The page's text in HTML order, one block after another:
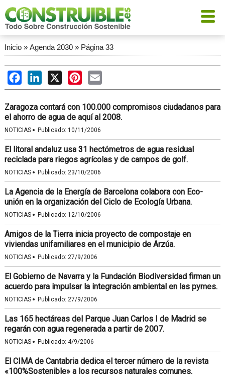
Inicio» Agenda 2030» Página 33
FacebookLinkedIn
X PinterestEmail
Zaragoza contará con 100.000 compromisos ciudadanos para
el ahorro de agua de aquí al 2008.
NOTICIAS · Publicado: 10/11/2006
El litoral andaluz usa 31 hectómetros de agua residual
reciclada para riegos agrícolas y de campos de golf.
NOTICIAS · Publicado: 23/10/2006
La Agencia de la Energía de Barcelona colabora con Eco-
unión en la organización del Ciclo de Ecología Urbana.
NOTICIAS · Publicado: 12/10/2006
Amigos de la Tierra inicia proyecto de compostaje en
viviendas unifamiliares en el municipio de Arzúa.
NOTICIAS · Publicado: 27/9/2006
El Gobierno de Navarra y la Fundación Biodiversidad firman un
acuerdo para impulsar la integración ambiental en las pymes.
NOTICIAS · Publicado: 27/9/2006
Las 165 hectáreas del Parque Juan Carlos I de Madrid se
regarán con agua regenerada a partir de 2007.
NOTICIAS · Publicado: 4/9/2006
El CIMA de Cantabria dedica el tercer número de la revista
«100%Sostenible» a los recursos naturales comunes.